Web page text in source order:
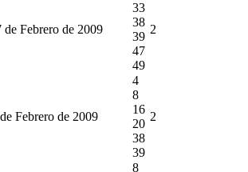
de Febrero de 2009
33
38
39
47
49
2
Febrero de 2009
4
8
16
20
38
39
2
8